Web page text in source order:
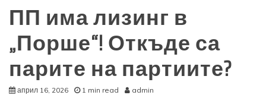
ПП има лизинг в
„Порше“! Откъде са
парите на партиите?
април 16, 2026 1 min read admin